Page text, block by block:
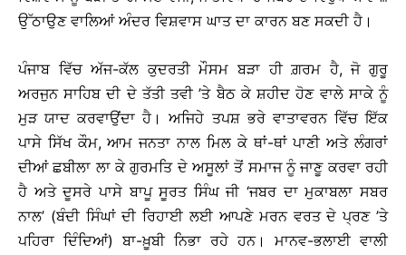
ਉੱਠਾਉਣ ਵਾਲਿਆਂ ਅੰਦਰ ਵਿਸ਼ਵਾਸ ਘਾਤ ਦਾ ਕਾਰਨ ਬਣ ਸਕਦੀ ਹੈ।
ਪੰਜਾਬ ਵਿੱਚ ਅੱਜ-ਕੱਲ ਕੁਦਰਤੀ ਮੌਸਮ ਬੜਾ ਹੀ ਗ਼ਰਮ ਹੈ, ਜੋ ਗੁਰੂ
ਅਰਜੁਨ ਸਾਹਿਬ ਦੀ ਦੇ ਤੱਤੀ ਤਵੀ ’ਤੇ ਬੈਠ ਕੇ ਸ਼ਹੀਦ ਹੋਣ ਵਾਲੇ ਸਾਕੇ ਨੂੰ
ਮੁੜ ਯਾਦ ਕਰਵਾਉਂਦਾ ਹੈ। ਅਜਿਹੇ ਤਪਸ਼ ਭਰੇ ਵਾਤਾਵਰਨ ਵਿੱਚ ਇੱਕ
ਪਾਸੇ ਸਿੱਖ ਕੌਮ, ਆਮ ਜਨਤਾ ਨਾਲ ਮਿਲ ਕੇ ਥਾਂ-ਥਾਂ ਪਾਣੀ ਅਤੇ ਲੰਗਰਾਂ
ਦੀਆਂ ਛਬੀਲਾ ਲਾ ਕੇ ਗੁਰਮਤਿ ਦੇ ਅਸੂਲਾਂ ਤੋਂ ਸਮਾਜ ਨੂੰ ਜਾਣੂ ਕਰਵਾ ਰਹੀ
ਹੈ ਅਤੇ ਦੂਸਰੇ ਪਾਸੇ ਬਾਪੂ ਸੂਰਤ ਸਿੰਘ ਜੀ ‘ਜਬਰ ਦਾ ਮੁਕਾਬਲਾ ਸਬਰ
ਨਾਲ’ (ਬੰਦੀ ਸਿੰਘਾਂ ਦੀ ਰਿਹਾਈ ਲਈ ਆਪਣੇ ਮਰਨ ਵਰਤ ਦੇ ਪ੍ਰਣ ’ਤੇ
ਪਹਿਰਾ ਦਿੰਦਿਆਂ) ਬਾ-ਖ਼ੂਬੀ ਨਿਭਾ ਰਹੇ ਹਨ। ਮਾਨਵ-ਭਲਾਈ ਵਾਲੀ